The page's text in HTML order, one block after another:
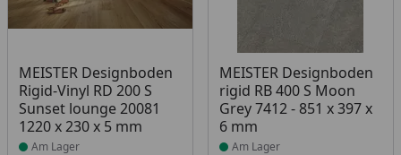
MEISTER Designboden
Rigid-Vinyl RD 200 S
Sunset lounge 20081
1220 x 230 x 5 mm
Produkt am Lager
Am Lager
MEISTER Designboden
rigid RB 400 S Moon
Grey 7412 - 851 x 397 x
6 mm
Produkt am Lager
Am Lager